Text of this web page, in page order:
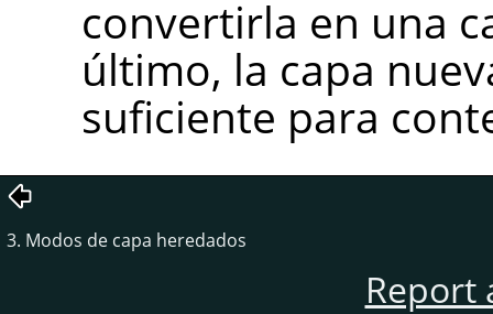
convertirla en una
último, la capa
suficiente para
3. Modos de capa heredados
Report